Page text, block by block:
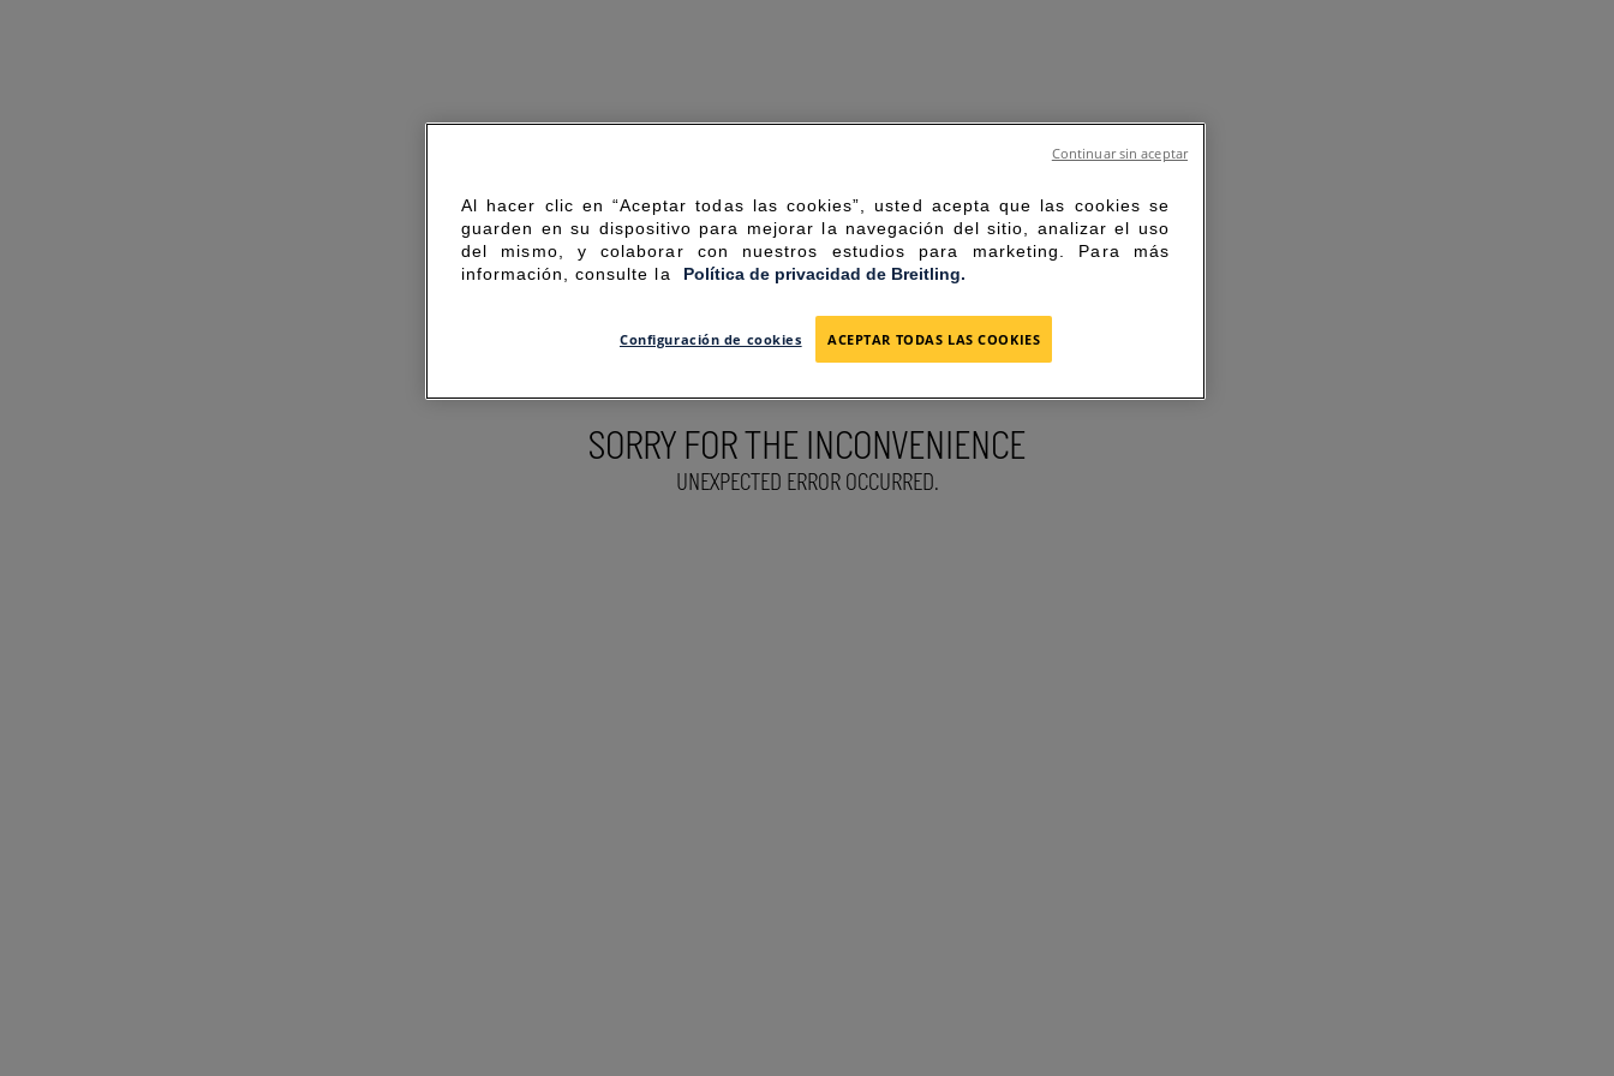
SORRY FOR THE INCONVENIENCE
UNEXPECTED ERROR OCCURRED.
Al hacer clic en “Aceptar todas las cookies”, usted acepta que las cookies se
guarden en su dispositivo para mejorar la navegación del sitio, analizar el uso
del mismo, y colaborar con nuestros estudios para marketing. Para más
información, consulte la
Política de privacidad de Breitling.
Configuración de cookies ACEPTAR TODAS LAS COOKIES
Continuar sin aceptar